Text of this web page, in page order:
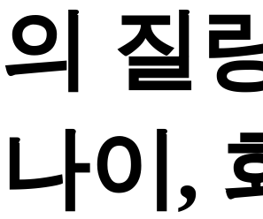
의 질
나이,